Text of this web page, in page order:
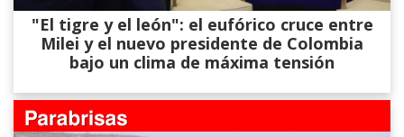
"El tigre y el león": el eufórico cruce entre
Milei y el nuevo presidente de Colombia
bajo un clima de máxima tensión